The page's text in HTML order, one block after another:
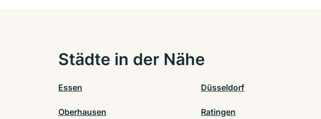
Städte in der Nähe
Essen Düsseldorf
Oberhausen Ratingen